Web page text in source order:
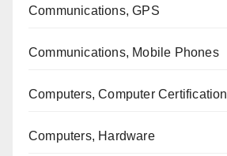
Communications, GPS
Communications, Mobile Phones
Computers, Computer Certification
Computers, Hardware